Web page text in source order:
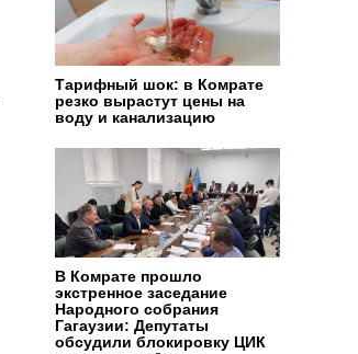
Тарифный шок: в Комрате
резко вырастут цены на
воду и канализацию
В Комрате прошло
экстренное заседание
Народного собрания
Гагаузии: Депутаты
обсудили блокировку ЦИК